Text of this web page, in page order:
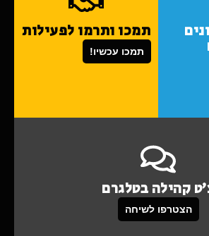
תמכו ותרמו לפעילות
תמכו עכשיו!
קהילה בטלגרם
הצטרפו לשיחה